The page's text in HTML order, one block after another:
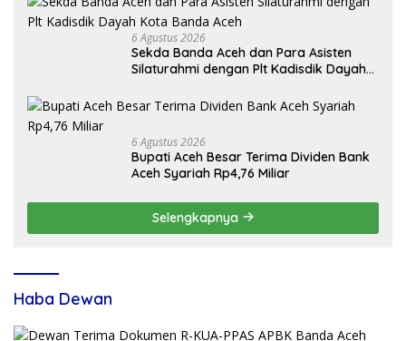
6 Agustus 2026
Sekda Banda Aceh dan Para Asisten
Silaturahmi dengan Plt Kadisdik Dayah
6 Agustus 2026
Bupati Aceh Besar Terima Dividen Bank
Aceh Syariah Rp4,76 Miliar
Selengkapnya
Haba Dewan